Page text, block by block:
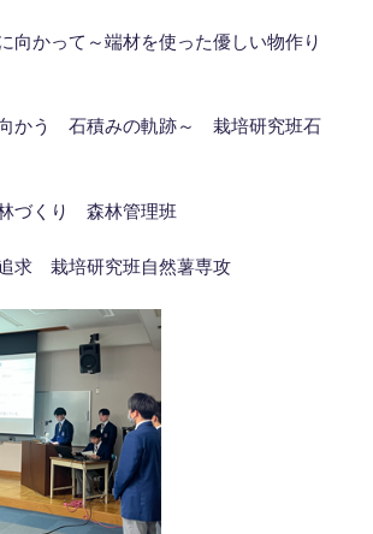
向かって～端材を使った優しい物作り
かう 石積みの軌跡～ 栽培研究班石
づくり 森林管理班
求 栽培研究班自然薯専攻